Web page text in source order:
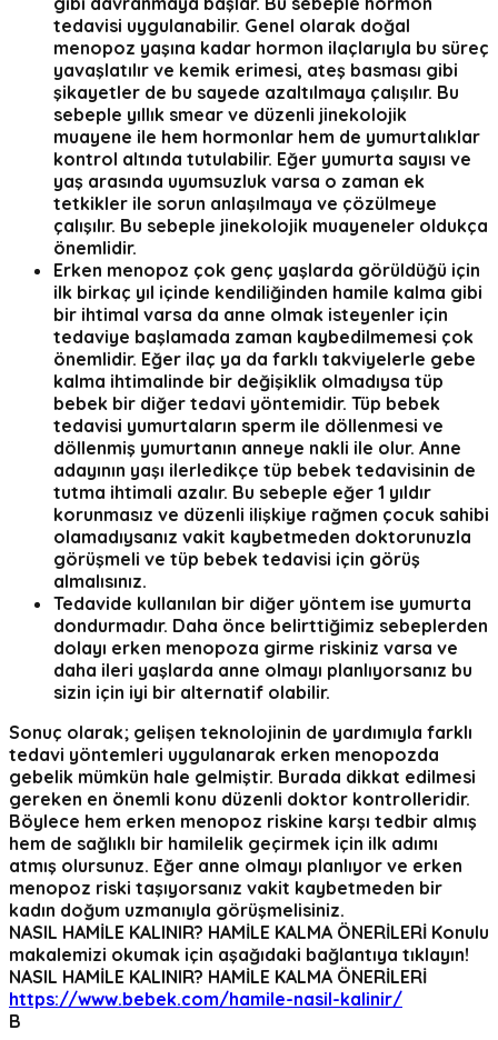
tedavisi uygulanabilir. Genel olarak doğal
menopoz yaşına kadar hormon ilaçlarıyla bu süreç
yavaşlatılır ve kemik erimesi, ateş basması gibi
şikayetler de bu sayede azaltılmaya çalışılır. Bu
sebeple yıllık smear ve düzenli jinekolojik
muayene ile hem hormonlar hem de yumurtalıklar
kontrol altında tutulabilir. Eğer yumurta sayısı ve
yaş arasında uyumsuzluk varsa o zaman ek
tetkikler ile sorun anlaşılmaya ve çözülmeye
çalışılır. Bu sebeple jinekolojik muayeneler oldukça
önemlidir.
Erken menopoz çok genç yaşlarda görüldüğü için
ilk birkaç yıl içinde kendiliğinden hamile kalma gibi
bir ihtimal varsa da anne olmak isteyenler için
tedaviye başlamada zaman kaybedilmemesi çok
önemlidir. Eğer ilaç ya da farklı takviyelerle gebe
kalma ihtimalinde bir değişiklik olmadıysa tüp
bebek bir diğer tedavi yöntemidir. Tüp bebek
tedavisi yumurtaların sperm ile döllenmesi ve
döllenmiş yumurtanın anneye nakli ile olur. Anne
adayının yaşı ilerledikçe tüp bebek tedavisinin de
tutma ihtimali azalır. Bu sebeple eğer 1 yıldır
korunmasız ve düzenli ilişkiye rağmen çocuk sahibi
olamadıysanız vakit kaybetmeden doktorunuzla
görüşmeli ve tüp bebek tedavisi için görüş
almalısınız.
Tedavide kullanılan bir diğer yöntem ise yumurta
dondurmadır. Daha önce belirttiğimiz sebeplerden
dolayı erken menopoza girme riskiniz varsa ve
daha ileri yaşlarda anne olmayı planlıyorsanız bu
sizin için iyi bir alternatif olabilir.
Sonuç olarak; gelişen teknolojinin de yardımıyla farklı
tedavi yöntemleri uygulanarak erken menopozda
gebelik mümkün hale gelmiştir. Burada dikkat edilmesi
gereken en önemli konu düzenli doktor kontrolleridir.
Böylece hem erken menopoz riskine karşı tedbir almış
hem de sağlıklı bir hamilelik geçirmek için ilk adımı
atmış olursunuz. Eğer anne olmayı planlıyor ve erken
menopoz riski taşıyorsanız vakit kaybetmeden bir
kadın doğum uzmanıyla görüşmelisiniz.
NASIL HAMİLE KALINIR? HAMİLE KALMA ÖNERİLERİ Konulu
makalemizi okumak için aşağıdaki bağlantıya tıklayın!
NASIL HAMİLE KALINIR? HAMİLE KALMA ÖNERİLERİ
https://www.bebek.com/hamile-nasil-kalinir/
B